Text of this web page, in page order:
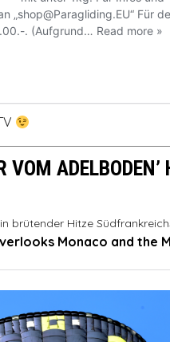
VOM
brütender Hitze
Monaco and the